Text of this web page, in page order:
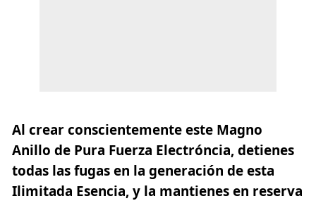
Al crear conscientemente este Magno
Anillo de Pura Fuerza Electróncia, detienes
todas las fugas en la generación de esta
Ilimitada Esencia, y la mantienes en reserva